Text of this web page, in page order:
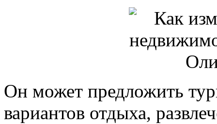
Он может предложить
вариантов отдыха,